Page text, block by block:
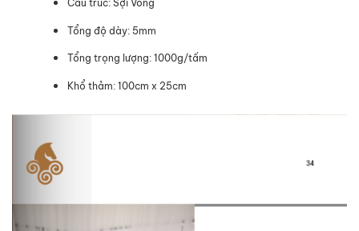
Cấu trúc: Sợi Vòng
Tổng độ dày: 5mm
Tổng trọng lượng: 1000g/tấm
Khổ thảm: 100cm x 25cm